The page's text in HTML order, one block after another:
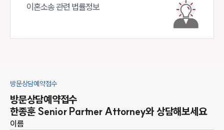
이혼소송 관련 법률정보
방문상담예약접수
방문상담예약접수
한종훈 Senior Partner Attorney와 상담해보세요
이름